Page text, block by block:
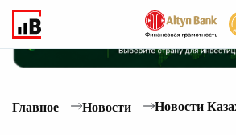
Главное Новости Новости